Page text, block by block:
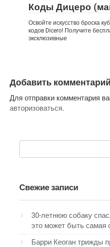
Коды Дицеро
Освойте искусство броска
кодов Dicero! Получите
эксклюзивные
Добавить комментарий
Для отправки комментария
авторизоваться.
Поиск:
Свежие записи
30-летнюю собаку
это может быть самая
Барри Кеоган трижды